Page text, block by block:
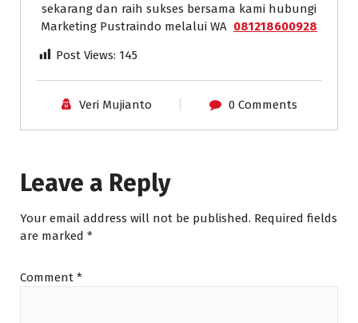
sekarang dan raih sukses bersama kami hubungi
Marketing Pustraindo melalui WA 081218600928
Post Views: 145
Veri Mujianto 0 Comments
Leave a Reply
Your email address will not be published. Required fields
are marked *
Comment *